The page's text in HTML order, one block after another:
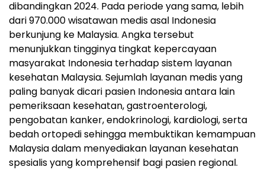
dibandingkan 2024. Pada periode yang sama, lebih
dari 970.000 wisatawan medis asal Indonesia
berkunjung ke Malaysia. Angka tersebut
menunjukkan tingginya tingkat kepercayaan
masyarakat Indonesia terhadap sistem layanan
kesehatan Malaysia. Sejumlah layanan medis yang
paling banyak dicari pasien Indonesia antara lain
pemeriksaan kesehatan, gastroenterologi,
pengobatan kanker, endokrinologi, kardiologi, serta
bedah ortopedi sehingga membuktikan kemampuan
Malaysia dalam menyediakan layanan kesehatan
spesialis yang komprehensif bagi pasien regional.